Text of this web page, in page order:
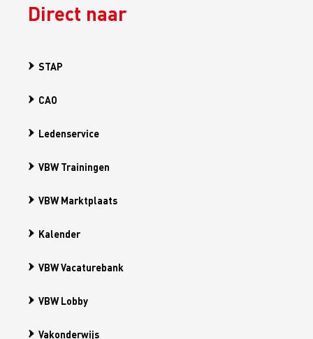
Direct naar
STAP
CAO
Ledenservice
VBW Trainingen
VBW Marktplaats
Kalender
VBW Vacaturebank
VBW Lobby
Vakonderwijs